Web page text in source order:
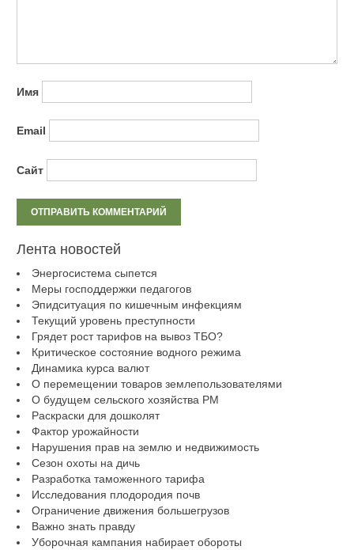
Имя
Email
Сайт
Лента новостей
Энергосистема сыпется
Меры господдержки педагогов
Эпидситуация по кишечным инфекциям
Текущий уровень преступности
Грядет рост тарифов на вывоз ТБО?
Критическое состояние водного режима
Динамика курса валют
О перемещении товаров землепользователями
О будущем сельского хозяйства РМ
Раскраски для дошколят
Фактор урожайности
Нарушения прав на землю и недвижимость
Сезон охоты на дичь
Разработка таможенного тарифа
Исследования плодородия почв
Ограничение движения большегрузов
Важно знать правду
Уборочная кампания набирает обороты